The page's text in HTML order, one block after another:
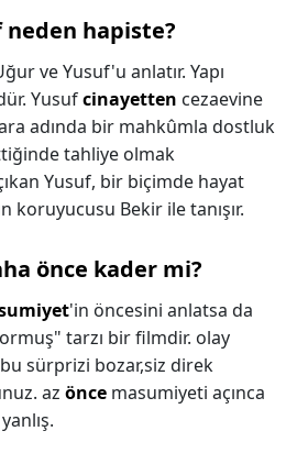
hapiste?
ve Yusuf'u anlatır. Yapı
Yusufcinayetten cezaevine
adında bir mahkûmla dostluk
tahliye olmak
Yusuf, bir biçimde hayat
koruyucusu Bekir ile tanışır.
önce kader mi?
'in öncesini anlatsa da
tarzı bir filmdir. olay
sürprizi bozar,siz direk
az önce masumiyeti açınca